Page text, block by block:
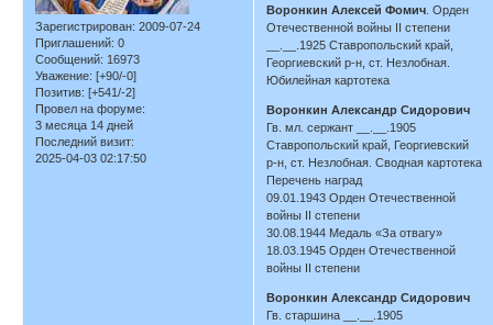
Зарегистрирован: 2009-07-24
Приглашений: 0
Сообщений: 16973
Уважение: [+90/-0]
Позитив: [+541/-2]
Провел на форуме:
3 месяца 14 дней
Последний визит:
2025-04-03 02:17:50
Воронкин Алексей Фомич . Орден
Отечественной войны II степени
__.__.1925 Ставропольский край,
Георгиевский р-н, ст. Незлобная.
Юбилейная картотека
Воронкин Александр Сидорович
Гв. мл. сержант __.__.1905
Ставропольский край, Георгиевский
р-н, ст. Незлобная. Сводная картотека
Перечень наград
09.01.1943 Орден Отечественной
войны II степени
30.08.1944 Медаль «За отвагу»
18.03.1945 Орден Отечественной
войны II степени
Воронкин Александр Сидорович
Гв. старшина __.__.1905